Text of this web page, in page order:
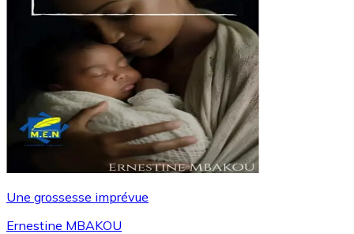
Une grossesse imprévue
Ernestine MBAKOU